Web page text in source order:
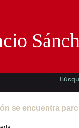
se encuentra